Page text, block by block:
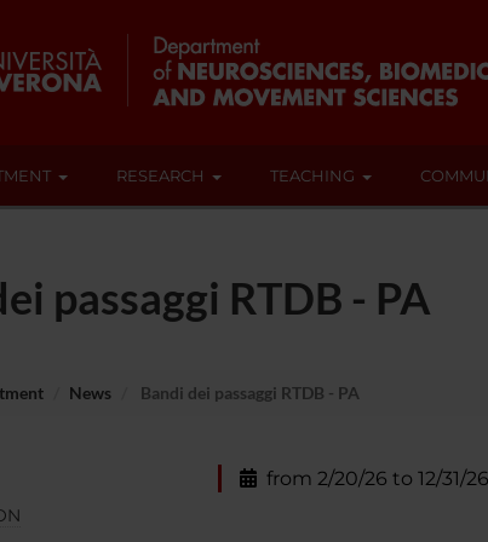
RESEARCH TEACHING
passaggi RTDB - PA
News Bandi dei passaggi RTDB - PA
from 2/20/26 to 12/31/26